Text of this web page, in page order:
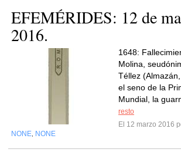
EFEMÉRIDES: 12 de
2016.
1648:
Molina,
Téllez
el seno de la
Mundial, la
resto
El 12 marzo 2016
NONE NONE